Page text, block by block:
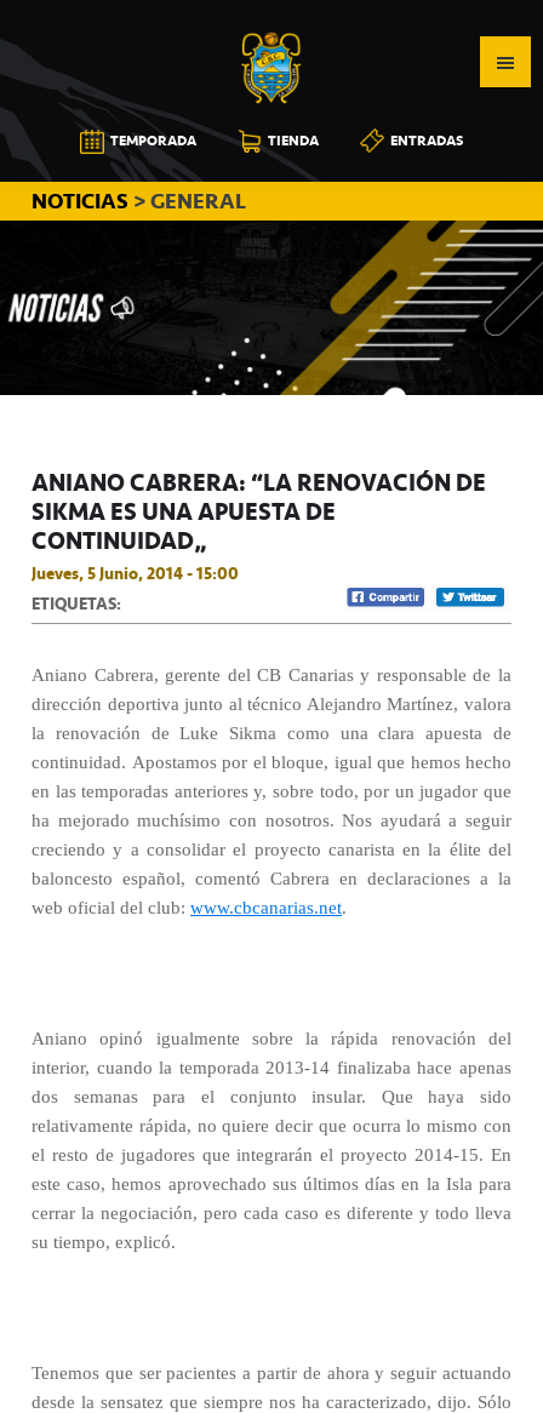
a
la
navegación
principal
al
contenido
principal
a
la
barra
lateral
principal
CB
CANARIAS
TEMPORADA TIENDA ENTRADAS
NOTICIAS > GENERAL
ANIANO CABRERA: “LA RENOVACIÓN DE
SIKMA ES UNA APUESTA DE
CONTINUIDAD”
Jueves, 5 Junio, 2014 - 15:00
ETIQUETAS:
Aniano Cabrera, gerente del CB Canarias y responsable de la
dirección deportiva junto al técnico Alejandro Martínez, valora
la renovación de Luke Sikma como una clara apuesta de
continuidad. Apostamos por el bloque, igual que hemos hecho
en las temporadas anteriores y, sobre todo, por un jugador que
ha mejorado muchísimo con nosotros. Nos ayudará a seguir
creciendo y a consolidar el proyecto canarista en la élite del
baloncesto español, comentó Cabrera en declaraciones a la
web oficial del club: www.cbcanarias.net.
Aniano opinó igualmente sobre la rápida renovación del
interior, cuando la temporada 2013-14 finalizaba hace apenas
dos semanas para el conjunto insular. Que haya sido
relativamente rápida, no quiere decir que ocurra lo mismo con
el resto de jugadores que integrarán el proyecto 2014-15. En
este caso, hemos aprovechado sus últimos días en la Isla para
cerrar la negociación, pero cada caso es diferente y todo lleva
su tiempo, explicó.
Tenemos que ser pacientes a partir de ahora y seguir actuando
desde la sensatez que siempre nos ha caracterizado, dijo. Sólo